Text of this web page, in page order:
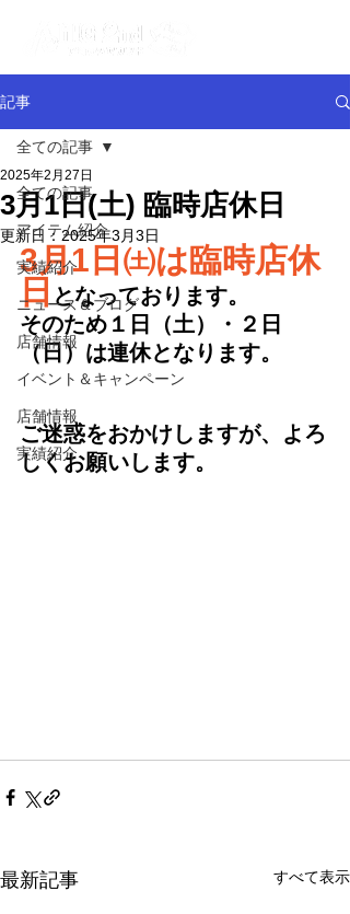
記事
全ての記事
アイテム紹介
実績紹介
ニュース＆ブログ
店舗情報
イベント＆キャンペーン
店舗情報
実績紹介
全ての記事
3月1日(土) 臨時店休日
2025年2月27日
更新日：2025年3月3日
3月1日㈯は臨時店休
日 となっております。
そのため１日（土）・２日
（日）は連休となります。
ご迷惑をおかけしますが、よろ
しくお願いします。
最新記事 すべて表示